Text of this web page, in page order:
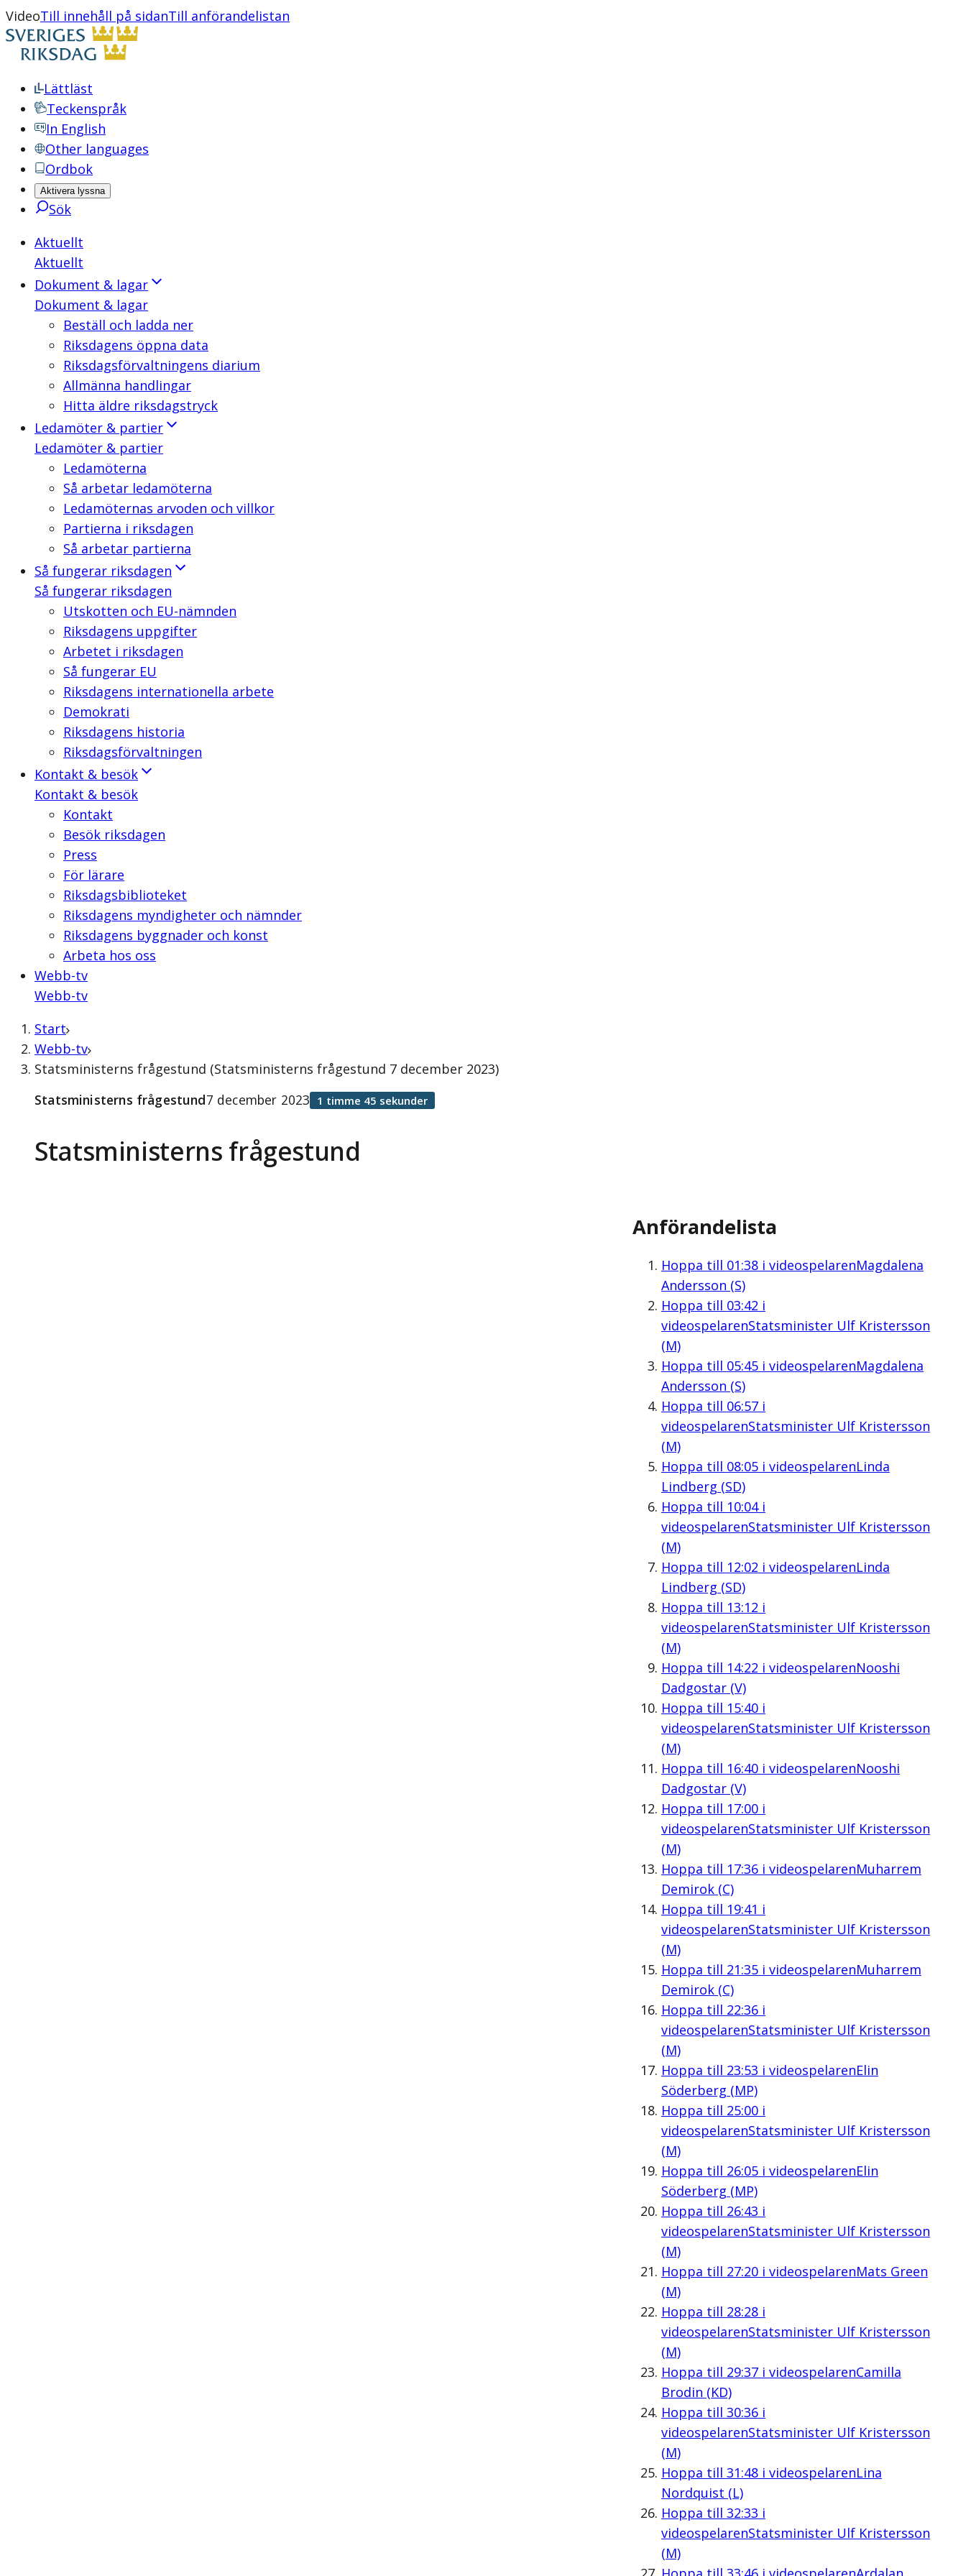
VideoTill innehåll på sidanTill anförandelistan
Lättläst
Teckenspråk
In English
Other languages
Ordbok
Aktivera lyssna
Sök
Aktuellt
Aktuellt
Dokument & lagar
Dokument & lagar
Beställ och ladda ner
Riksdagens öppna data
Riksdagsförvaltningens diarium
Allmänna handlingar
Hitta äldre riksdagstryck
Ledamöter & partier
Ledamöter & partier
Ledamöterna
Så arbetar ledamöterna
Ledamöternas arvoden och villkor
Partierna i riksdagen
Så arbetar partierna
Så fungerar riksdagen
Så fungerar riksdagen
Utskotten och EU-nämnden
Riksdagens uppgifter
Arbetet i riksdagen
Så fungerar EU
Riksdagens internationella arbete
Demokrati
Riksdagens historia
Riksdagsförvaltningen
Kontakt & besök
Kontakt & besök
Kontakt
Besök riksdagen
Press
För lärare
Riksdagsbiblioteket
Riksdagens myndigheter och nämnder
Riksdagens byggnader och konst
Arbeta hos oss
Webb-tv
Webb-tv
Start
Webb-tv
Statsministerns frågestund (Statsministerns frågestund 7 december 2023)
Statsministerns frågestund
Statsministerns frågestund7 december 2023 1 timme 45 sekunder
Anförandelista
Hoppa till 01:38i videospelarenMagdalena
Andersson (S)
Hoppa till 03:42 i
videospelarenStatsminister Ulf Kristersson
(M)
Hoppa till 05:45i videospelarenMagdalena
Andersson (S)
Hoppa till 06:57i
videospelarenStatsminister Ulf Kristersson
(M)
Hoppa till 08:05i videospelarenLinda
Lindberg (SD)
Hoppa till 10:04i
videospelarenStatsminister Ulf Kristersson
(M)
Hoppa till 12:02 i videospelarenLinda
Lindberg (SD)
Hoppa till 13:12 i
videospelarenStatsminister Ulf Kristersson
(M)
Hoppa till 14:22 i videospelarenNooshi
Dadgostar (V)
Hoppa till 15:40i
videospelarenStatsminister Ulf Kristersson
(M)
Hoppa till 16:40i videospelarenNooshi
Dadgostar (V)
Hoppa till 17:00i
videospelarenStatsminister Ulf Kristersson
(M)
Hoppa till 17:36i videospelarenMuharrem
Demirok (C)
Hoppa till 19:41 i
videospelarenStatsminister Ulf Kristersson
(M)
Hoppa till 21:35i videospelarenMuharrem
Demirok (C)
Hoppa till 22:36i
videospelarenStatsminister Ulf Kristersson
(M)
Hoppa till 23:53 i videospelarenElin
Söderberg (MP)
Hoppa till 25:00i
videospelarenStatsminister Ulf Kristersson
(M)
Hoppa till 26:05i videospelarenElin
Söderberg (MP)
Hoppa till 26:43 i
videospelarenStatsminister Ulf Kristersson
(M)
Hoppa till 27:20i videospelarenMats Green
(M)
Hoppa till 28:28i
videospelarenStatsminister Ulf Kristersson
(M)
Hoppa till 29:37i videospelarenCamilla
Brodin (KD)
Hoppa till 30:36i
videospelarenStatsminister Ulf Kristersson
(M)
Hoppa till 31:48i videospelarenLina
Nordquist (L)
Hoppa till 32:33 i
videospelarenStatsminister Ulf Kristersson
(M)